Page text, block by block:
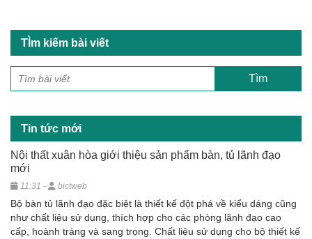
TÌm kiếm bài viết
Tin tức mới
Nội thất xuân hòa giới thiệu sản phẩm bàn, tủ lãnh đạo
mới
11:31 - bictweb
Bộ bàn tủ lãnh đạo đặc biệt là thiết kế đột phá về kiểu dáng cũng
như chất liệu sử dụng, thích hợp cho các phòng lãnh đạo cao
cấp, hoành tráng và sang trọng. Chất liệu sử dụng cho bộ thiết kế